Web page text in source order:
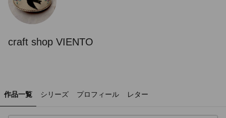
craft shop VIENTO
作品一覧 シリーズ プロフィール レター